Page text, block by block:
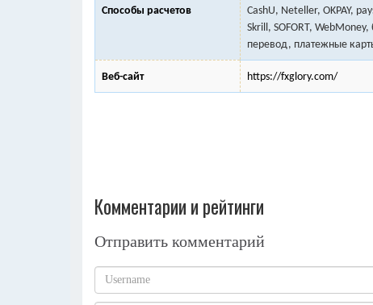
Способы расчетов
CashU, Neteller, OKPAY,
Skrill, SOFORT,
перевод, платежные
Веб-сайт https://fxglory.com/
Комментарии и рейтинги
Отправить комментарий